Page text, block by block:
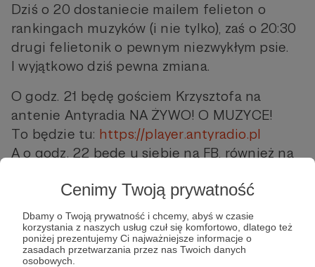
Cenimy Twoją prywatność
Dbamy o Twoją prywatność i chcemy, abyś w czasie
korzystania z naszych usług czuł się komfortowo, dlatego też
poniżej prezentujemy Ci najważniejsze informacje o
zasadach przetwarzania przez nas Twoich danych
osobowych.
Dziś o 20 dostaniecie mailem felieton o
rankingach muzyków (i nie tylko), zaś o 20:30
drugi felietonik o pewnym niezwykłym psie.
I wyjątkowo dziś pewna zmiana.
O godz. 21 będę gościem Krzysztofa na
antenie Antyradia NA ŻYWO! O MUZYCE!
To będzie tu: https://player.antyradio.pl
A o godz. 22 będę u siebie na FB, również na
Miłej lektury i do usłyszenia i zobaczenia!
ZH